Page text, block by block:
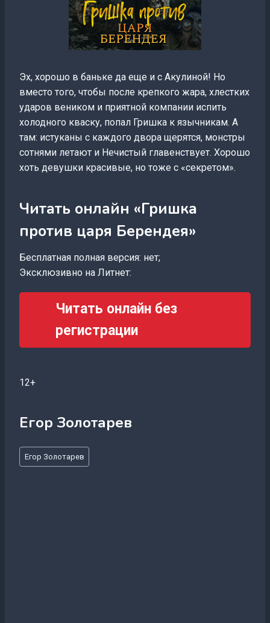
Эх, хорошо в баньке да еще и с Акулиной! Но
вместо того, чтобы после крепкого жара, хлестких
ударов веником и приятной компании испить
холодного кваску, попал Гришка к язычникам. А
там: истуканы с каждого двора щерятся, монстры
сотнями летают и Нечистый главенствует. Хорошо
хоть девушки красивые, но тоже с «секретом».
Читать онлайн «Гришка
против царя Берендея»
Бесплатная полная версия: нет;
Эксклюзивно на Литнет:
Читать онлайн без
регистрации
12+
Егор Золотарев
Метки
записи:
Егор Золотарев